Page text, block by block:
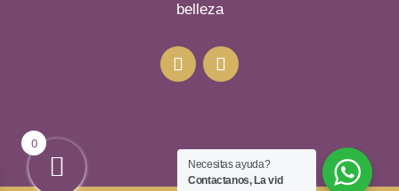
belleza
Necesitas ayuda?
Contactanos, La vid
0